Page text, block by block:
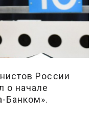
России
о начале
Банком».